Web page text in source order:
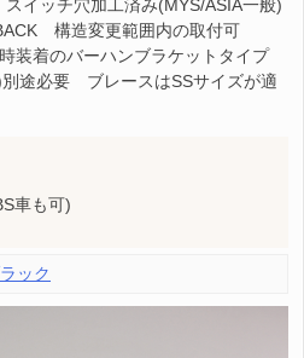
イッチ穴加工済み(MYS/ASIA一般)
構造変更範囲内の取付可
装着のバーハンブラケットタイプ
途必要 ブレースはSSサイズが適
車も可)
ック